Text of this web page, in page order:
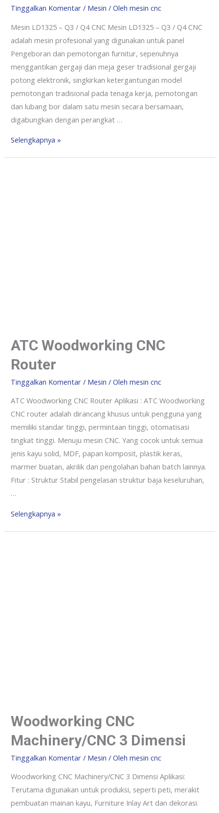
Tinggalkan Komentar / Mesin / Olehmesin cnc
Mesin LD1325 – Q3 / Q4 CNC Mesin LD1325 – Q3 / Q4 CNC
adalah mesin profesional yang digunakan untuk panel
Pengeboran dan pemotongan furnitur, sepenuhnya
menggantikan gergaji dan meja geser tradisional gergaji
potong elektronik, singkirkan ketergantungan model
pemotongan tradisional pada tenaga kerja, pemotongan
dan lubang bor dalam satu mesin secara bersamaan,
digabungkan dengan perangkat …
Selengkapnya »
ATC Woodworking CNC
Router
Tinggalkan Komentar / Mesin / Olehmesin cnc
ATC Woodworking CNC Router Aplikasi : ATC Woodworking
CNC router adalah dirancang khusus untuk pengguna yang
memiliki standar tinggi, permintaan tinggi, otomatisasi
tingkat tinggi. Menuju mesin CNC. Yang cocok untuk semua
jenis kayu solid, MDF, papan komposit, plastik keras,
marmer buatan, akrilik dan pengolahan bahan batch lainnya.
Fitur : Struktur Stabil pengelasan struktur baja keseluruhan,
…
Selengkapnya »
Woodworking CNC
Machinery/CNC 3 Dimensi
Tinggalkan Komentar / Mesin / Olehmesin cnc
Woodworking CNC Machinery/CNC 3 Dimensi Aplikasi:
Terutama digunakan untuk produksi, seperti peti, merakit
pembuatan mainan kayu, Furniture Inlay Art dan dekorasi.